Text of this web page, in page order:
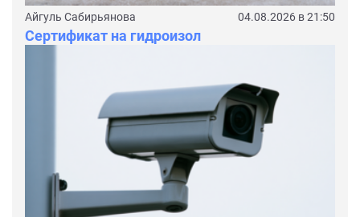
Айгуль Сабирьянова 04.08.2026 в 21:50
Сертификат на гидроизол